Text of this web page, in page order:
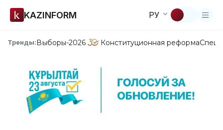
KAZINFORM РУ
Тренды:Выборы-2026 Конституционная реформа